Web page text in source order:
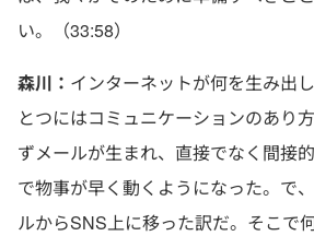
い。（33:58）
森川： インターネットが何を生み出
とつにはコミュニケーションのあり
ずメールが生まれ、直接でなく間接
で物事が早く動くようになった。で
ルからSNS上に移った訳だ。そこで